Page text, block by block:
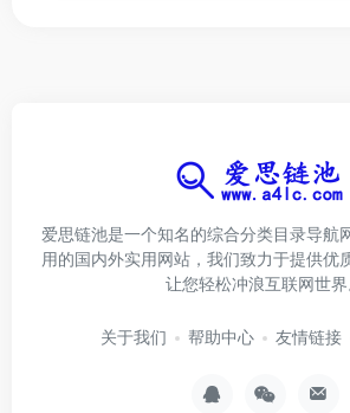
爱思链池是一个知名的综合分类目录导航
用的国内外实用网站，我们致力于提供优
让您轻松冲浪互联网世界
关于我们 帮助中心 友情链接